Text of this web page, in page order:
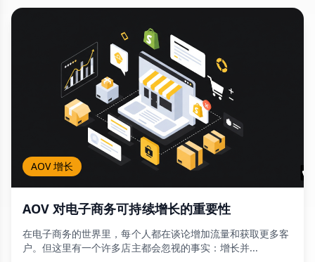
AOV 增长
AOV 对电子商务可持续增长的重要性
在电子商务的世界里，每个人都在谈论增加流量和获取更多客
户。但这里有一个许多店主都会忽视的事实：增长并...